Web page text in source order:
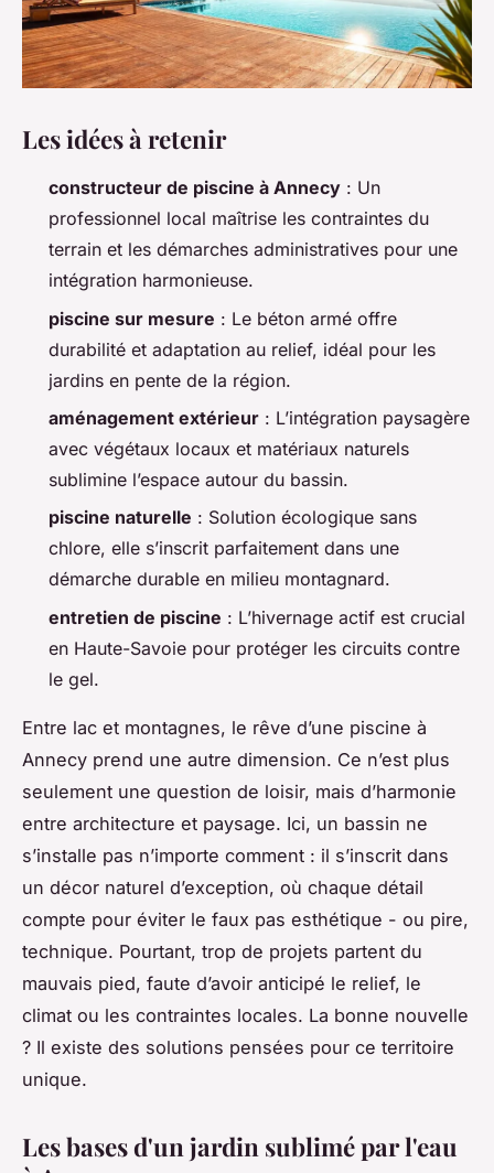
Les idées à retenir
constructeur de piscine à Annecy : Un
professionnel local maîtrise les contraintes du
terrain et les démarches administratives pour une
intégration harmonieuse.
piscine sur mesure : Le béton armé offre
durabilité et adaptation au relief, idéal pour les
jardins en pente de la région.
aménagement extérieur : L’intégration paysagère
avec végétaux locaux et matériaux naturels
sublimine l’espace autour du bassin.
piscine naturelle : Solution écologique sans
chlore, elle s’inscrit parfaitement dans une
démarche durable en milieu montagnard.
entretien de piscine : L’hivernage actif est crucial
en Haute-Savoie pour protéger les circuits contre
le gel.
Entre lac et montagnes, le rêve d’une piscine à
Annecy prend une autre dimension. Ce n’est plus
seulement une question de loisir, mais d’harmonie
entre architecture et paysage. Ici, un bassin ne
s’installe pas n’importe comment : il s’inscrit dans
un décor naturel d’exception, où chaque détail
compte pour éviter le faux pas esthétique - ou pire,
technique. Pourtant, trop de projets partent du
mauvais pied, faute d’avoir anticipé le relief, le
climat ou les contraintes locales. La bonne nouvelle
? Il existe des solutions pensées pour ce territoire
unique.
Les bases d'un jardin sublimé par l'eau